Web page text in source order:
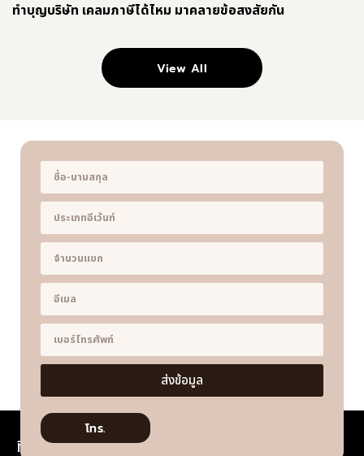
ทําบุญบริษัท เคลมภาษีได้ไหม มาคลายข้อสงสัยกัน
View All
ส่งข้อมูล
โทร.
ที่อยู่